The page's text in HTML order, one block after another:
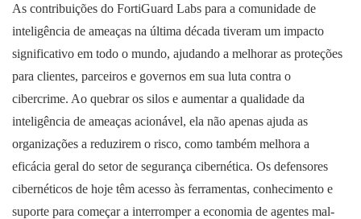
As contribuições do FortiGuard Labs para a comunidade de
inteligência de ameaças na última década tiveram um impacto
significativo em todo o mundo, ajudando a melhorar as proteções
para clientes, parceiros e governos em sua luta contra o
cibercrime. Ao quebrar os silos e aumentar a qualidade da
inteligência de ameaças acionável, ela não apenas ajuda as
organizações a reduzirem o risco, como também melhora a
eficácia geral do setor de segurança cibernética. Os defensores
cibernéticos de hoje têm acesso às ferramentas, conhecimento e
suporte para começar a interromper a economia de agentes mal-